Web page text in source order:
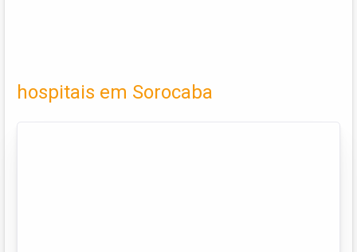
hospitais em Sorocaba